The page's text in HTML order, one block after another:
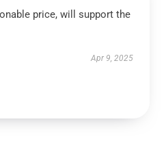
price, will support the
Apr 9, 2025